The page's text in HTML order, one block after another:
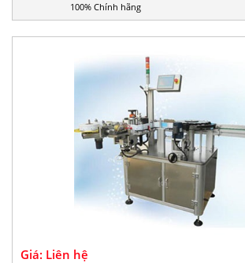
100% Chính hãng
Giá: Liên hệ